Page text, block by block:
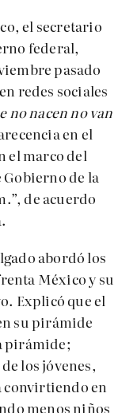
el secretario
federal,
pasado
redes sociales
no nacen no van
en el
el marco del
de la
de acuerdo
abordó los
México y su
Explicó que el
su pirámide
pirámide;
los jóvenes,
convirtiendo en
menos niños